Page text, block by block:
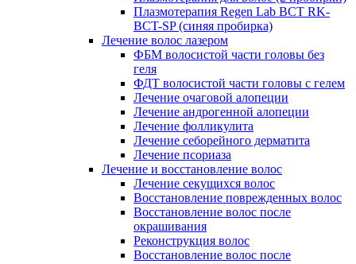
Плазмотерапия Regen Lab BCT RK-
BCT-SP (синяя пробирка)
Лечение волос лазером
ФБМ волосистой части головы без
геля
ФДТ волосистой части головы с гелем
Лечение очаговой алопеции
Лечение андрогенной алопеции
Лечение фолликулита
Лечение себорейного дерматита
Лечение псориаза
Лечение и восстановление волос
Лечение секущихся волос
Восстановление поврежденных волос
Восстановление волос после
окрашивания
Реконструкция волос
Восстановление волос после